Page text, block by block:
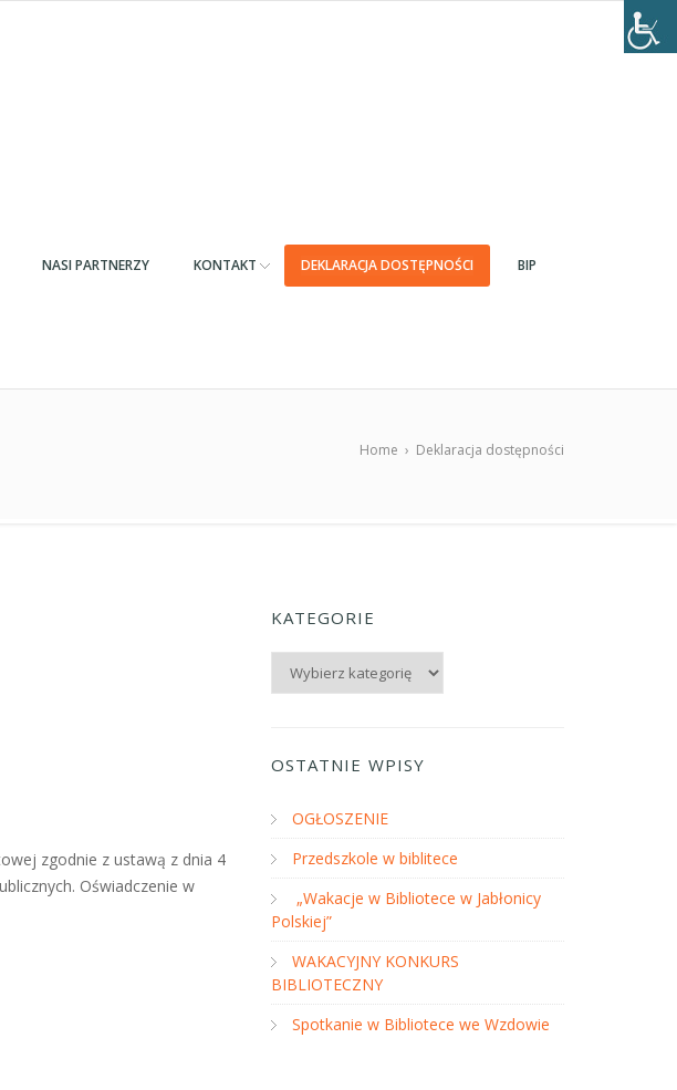
NASI PARTNERZY KONTAKT DEKLARACJA DOSTĘPNOŚCI BIP
Home › Deklaracja dostępności
zgodnie z ustawą z dnia 4
Oświadczenie w
KATEGORIE
Kategorie
OSTATNIE WPISY
OGŁOSZENIE
Przedszkole w biblitece
„Wakacje w Bibliotece w Jabłonicy
Polskiej”
WAKACYJNY KONKURS
BIBLIOTECZNY
Spotkanie w Bibliotece we Wzdowie